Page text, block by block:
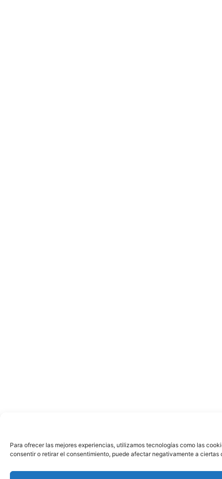
Para ofrecer las mejores experiencias, utilizamos tecnologías como las
consentir o retirar el consentimiento, puede afectar negativamente a